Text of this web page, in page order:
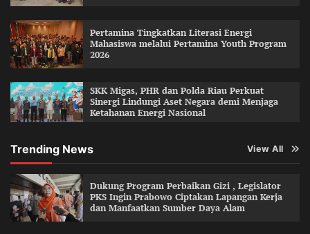
Pertamina Tingkatkan Literasi Energi
Mahasiswa melalui Pertamina Youth Program
2026
SKK Migas, PHR dan Polda Riau Perkuat
Sinergi Lindungi Aset Negara demi Menjaga
Ketahanan Energi Nasional
Trending News View All
Dukung Program Perbaikan Gizi , Legislator
PKS Ingin Prabowo Ciptakan Lapangan Kerja
dan Manfaatkan Sumber Daya Alam